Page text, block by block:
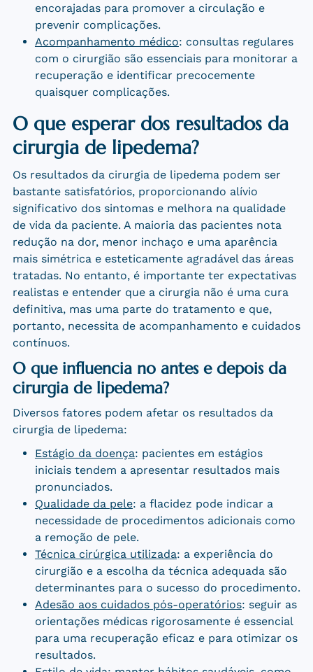
encorajadas para promover a circulação e
prevenir complicações.
Acompanhamento médico: consultas regulares
com o cirurgião são essenciais para monitorar a
recuperação e identificar precocemente
quaisquer complicações.
O que esperar dos resultados da
cirurgia de lipedema?
Os resultados da cirurgia de lipedema podem ser
bastante satisfatórios, proporcionando alívio
significativo dos sintomas e melhora na qualidade
de vida da paciente. A maioria das pacientes nota
redução na dor, menor inchaço e uma aparência
mais simétrica e esteticamente agradável das áreas
tratadas. No entanto, é importante ter expectativas
realistas e entender que a cirurgia não é uma cura
definitiva, mas uma parte do tratamento e que,
portanto, necessita de acompanhamento e cuidados
contínuos.
O que influencia no antes e depois da
cirurgia de lipedema?
Diversos fatores podem afetar os resultados da
cirurgia de lipedema:
Estágio da doença: pacientes em estágios
iniciais tendem a apresentar resultados mais
pronunciados.
Qualidade da pele: a flacidez pode indicar a
necessidade de procedimentos adicionais como
a remoção de pele.
Técnica cirúrgica utilizada: a experiência do
cirurgião e a escolha da técnica adequada são
determinantes para o sucesso do procedimento.
Adesão aos cuidados pós-operatórios: seguir as
orientações médicas rigorosamente é essencial
para uma recuperação eficaz e para otimizar os
resultados.